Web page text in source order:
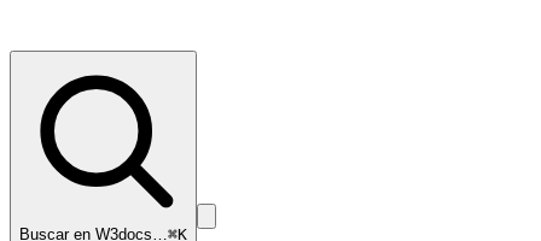
Buscar en W3docs…⌘K